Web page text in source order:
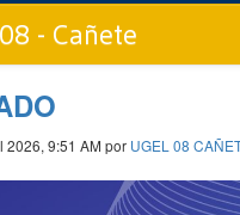
- Cañete
2026, 9:51 AM por UGEL 08